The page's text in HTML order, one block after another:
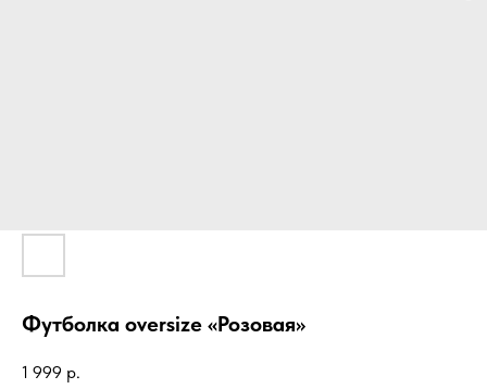
Футболка oversize «Розовая»
1 999 р.